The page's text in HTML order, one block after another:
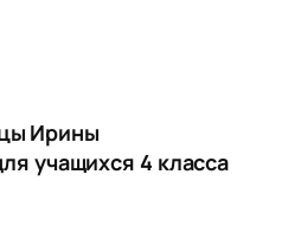
Ирины
учащихся 4 класса